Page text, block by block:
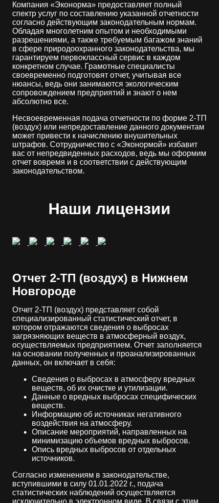
Компания «Эконорма» предоставляет полный
спектр услуг по составлению указанной отчетности
согласно действующим законодательным нормам.
Обладая многолетним опытом и необходимыми
разрешениями, а также требуемым багажом знаний
в сфере природоохранного законодательства, мы
гарантируем первоклассный сервис в каждом
конкретном случае. Грамотные специалисты
своевременно подготовят отчет, учитывая все
нюансы, ведь они занимаются экологическим
сопровождением предприятий и знают о нем
абсолютно все.
Несвоевременная подача отчетности по форме 2-ТП
(воздух) или непредоставление данного документам
может привести к начислению внушительных
штрафов. Сотрудничество с «Эконормой» избавит
вас от непредвиденных расходов, ведь мы оформим
отчет вовремя и в соответствии с действующим
законодательством.
Наши лицензии
Отчет 2-ТП (воздух) в Нижнем
Новгороде
Отчет 2-ТП (воздух) представляет собой
специализированный статистический отчет, в
котором отражаются сведения о выбросах
загрязняющих веществ в атмосферный воздух,
осуществляемых предприятием. Отчет заполняется
на основании полученных и проанализированных
данных, он включает в себя:
Сведения о выбросах в атмосферу вредных
веществ, об их очистке и утилизации.
Данные о вредных выбросах специфических
веществ.
Информацию об источниках негативного
воздействия на атмосферу.
Описание мероприятий, направленных на
минимизацию объемов вредных выбросов.
Опись вредных выбросов от отдельных
источников.
Согласно изменениям в законодательстве,
вступившими в силу 01.01.2022 г., подача
статистических наблюдений осуществляется